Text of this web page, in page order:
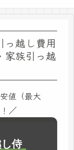
っ越し費用
家族引っ越
値（最大
／
侍